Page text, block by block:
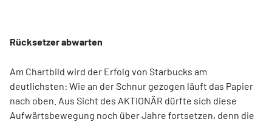
Rücksetzer abwarten
Am Chartbild wird der Erfolg von Starbucks am
deutlichsten: Wie an der Schnur gezogen läuft das Papier
nach oben. Aus Sicht des AKTIONÄR dürfte sich diese
Aufwärtsbewegung noch über Jahre fortsetzen, denn die